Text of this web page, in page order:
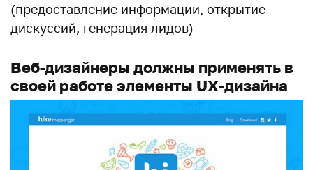
(предоставление информации, открытие
дискуссий, генерация лидов)
Веб-дизайнеры должны применять в
своей работе элементы UX-дизайна